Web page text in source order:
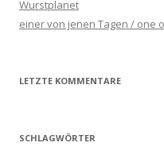
Wurstplanet
einer von jenen Tagen / one
LETZTE KOMMENTARE
SCHLAGWÖRTER